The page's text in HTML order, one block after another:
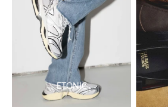
ETONIC